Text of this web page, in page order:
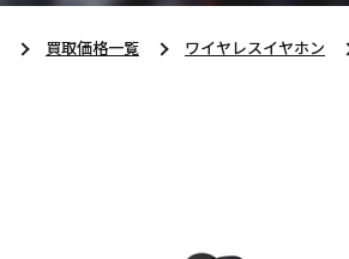
買取価格一覧 ワイヤレスイヤホン